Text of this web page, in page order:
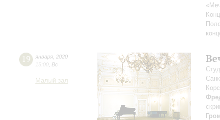
19 января 2020
15:00 Вс
Малый зал